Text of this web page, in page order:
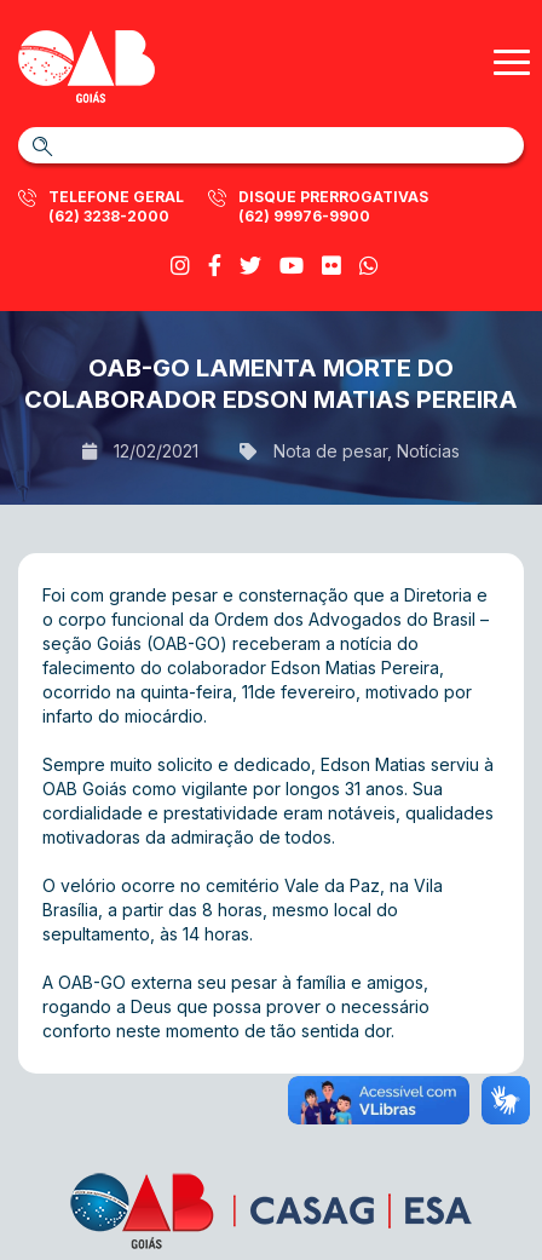
TELEFONE GERAL
(62) 3238-2000
DISQUE PRERROGATIVAS
(62) 99976-9900
OAB-GO LAMENTA MORTE DO
COLABORADOR EDSON MATIAS PEREIRA
12/02/2021 Nota de pesar, Notícias
Foi com grande pesar e consternação que a Diretoria e
o corpo funcional da Ordem dos Advogados do Brasil –
seção Goiás (OAB-GO) receberam a notícia do
falecimento do colaborador Edson Matias Pereira,
ocorrido na quinta-feira, 11de fevereiro, motivado por
infarto do miocárdio.
Sempre muito solicito e dedicado, Edson Matias serviu à
OAB Goiás como vigilante por longos 31 anos. Sua
cordialidade e prestatividade eram notáveis, qualidades
motivadoras da admiração de todos.
O velório ocorre no cemitério Vale da Paz, na Vila
Brasília, a partir das 8 horas, mesmo local do
sepultamento, às 14 horas.
A OAB-GO externa seu pesar à família e amigos,
rogando a Deus que possa prover o necessário
conforto neste momento de tão sentida dor.